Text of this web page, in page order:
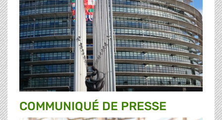
COMMUNIQUÉ DE PRESSE